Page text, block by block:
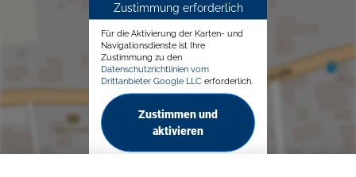
Zustimmung erforderlich
Für die Aktivierung der Karten- und
Navigationsdienste ist Ihre
Zustimmung zu den
Datenschutzrichtlinien vom
Drittanbieter Google LLC erforderlich.
Zustimmen und
aktivieren